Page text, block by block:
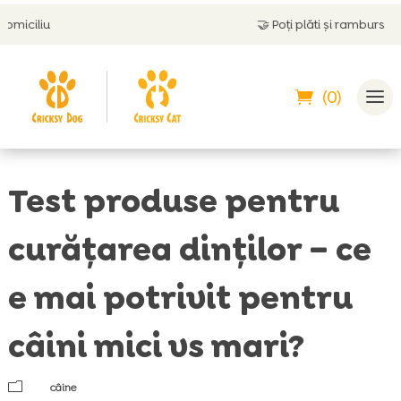
Poți plăti și ramburs
(0)
Test produse pentru
curățarea dinților – ce
e mai potrivit pentru
câini mici vs mari?
m
câine